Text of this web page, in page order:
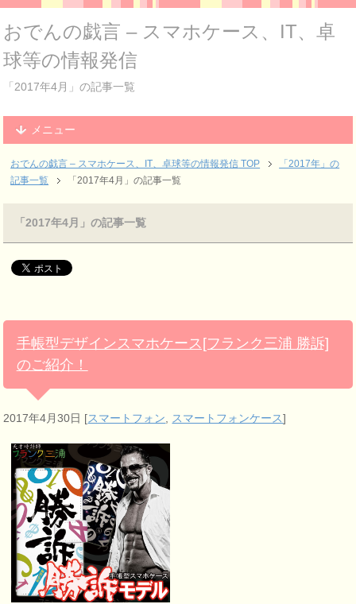
おでんの戯言 – スマホケース、IT、卓
球等の情報発信
「2017年4月」の記事一覧
メニュー
おでんの戯言 – スマホケース、IT、卓球等の情報発信 TOP
「2017年」の
記事一覧
「2017年4月」の記事一覧
「2017年4月」の記事一覧
手帳型デザインスマホケース[フランク三浦 勝訴]
のご紹介！
2017年4月30日 [スマートフォン, スマートフォンケース]